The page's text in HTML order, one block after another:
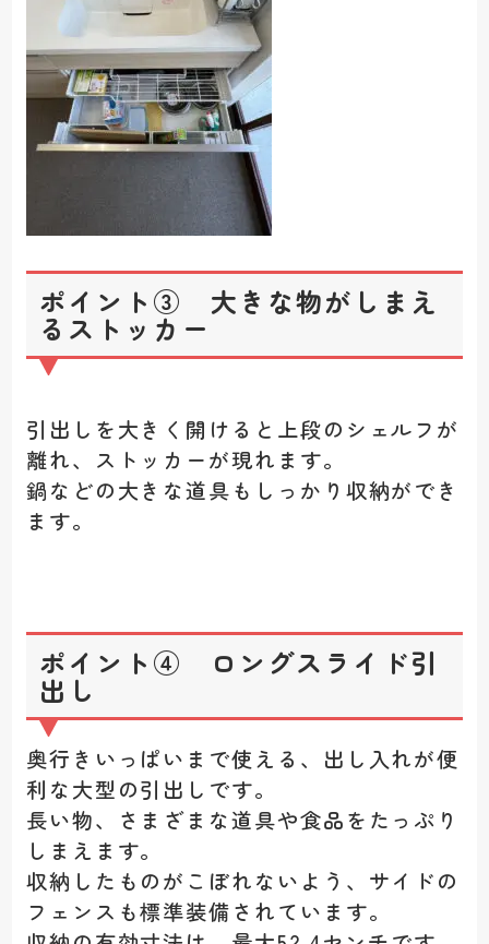
ポイント③ 大きな物がしまえ
るストッカー
引出しを大きく開けると上段のシェルフが
離れ、ストッカーが現れます。
鍋などの大きな道具もしっかり収納ができ
ます。
ポイント④ ロングスライド引
出し
奥行きいっぱいまで使える、出し入れが便
利な大型の引出しです。
長い物、さまざまな道具や食品をたっぷり
しまえます。
収納したものがこぼれないよう、サイドの
フェンスも標準装備されています。